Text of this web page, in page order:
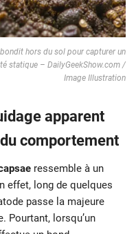
hors du sol pour capturer un
statique – DailyGeekShow.com /
Image Illustration
apparent
comportement
ressemble à un
effet, long de quelques
passe la majeure
Pourtant, lorsqu’un